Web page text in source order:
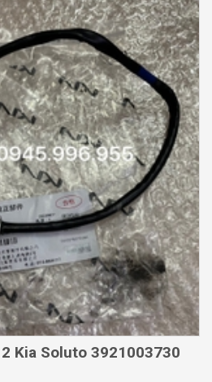
Kia Soluto 3921003730